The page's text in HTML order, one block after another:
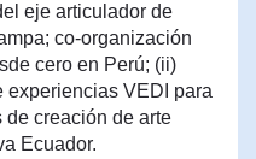
eje articulador de
co-organización
cero en Perú; (ii)
experiencias VEDI para
creación de arte
Ecuador.